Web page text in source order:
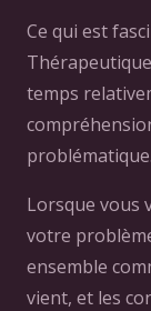
Ce qui est
temps
problématique.
Lorsque vous
votre
ensemble
vient, et les